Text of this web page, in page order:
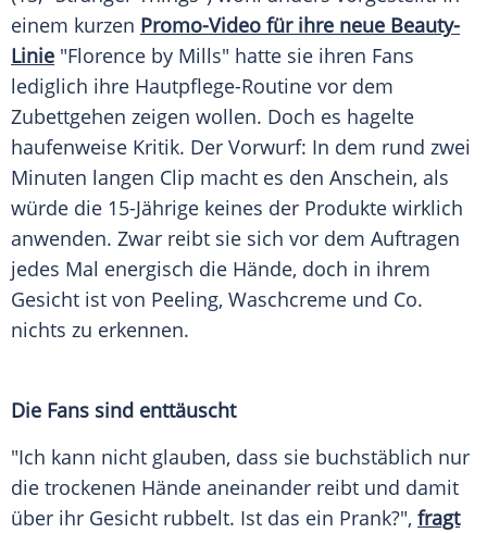
einem kurzen Promo-Video für ihre neue Beauty-
Linie "Florence by Mills" hatte sie ihren Fans
lediglich ihre Hautpflege-Routine vor dem
Zubettgehen zeigen wollen. Doch es hagelte
haufenweise Kritik. Der Vorwurf: In dem rund zwei
Minuten langen Clip macht es den Anschein, als
würde die 15-Jährige keines der Produkte wirklich
anwenden. Zwar reibt sie sich vor dem Auftragen
jedes Mal energisch die Hände, doch in ihrem
Gesicht ist von Peeling, Waschcreme und Co.
nichts zu erkennen.
Die Fans sind enttäuscht
"Ich kann nicht glauben, dass sie buchstäblich nur
die trockenen Hände aneinander reibt und damit
über ihr Gesicht rubbelt. Ist das ein Prank?", fragt